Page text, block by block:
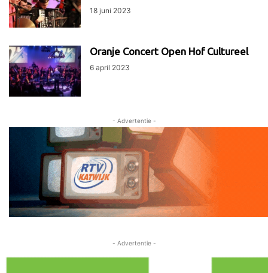
18 juni 2023
Oranje Concert Open Hof Cultureel
6 april 2023
- Advertentie -
- Advertentie -